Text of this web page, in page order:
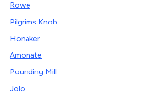
Rowe
Pilgrims Knob
Honaker
Amonate
Pounding Mill
Jolo